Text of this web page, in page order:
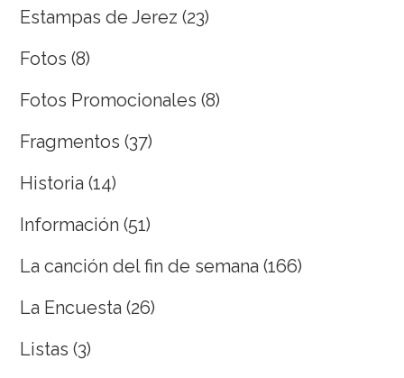
Estampas de Jerez (23)
Fotos (8)
Fotos Promocionales (8)
Fragmentos (37)
Historia (14)
Información (51)
La canción del fin de semana (166)
La Encuesta (26)
Listas (3)